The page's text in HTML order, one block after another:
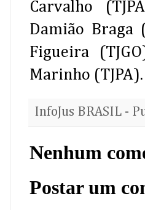
Carvalho
Damião Braga
Figueira
Marinho (TJPA).
InfoJus BRASIL -
Nenhum
Postar um